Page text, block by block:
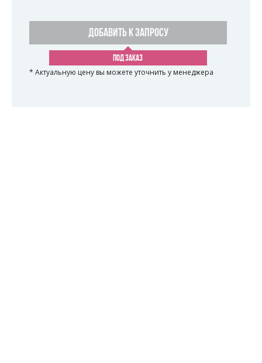
ДОБАВИТЬ К ЗАПРОСУ
ПОД ЗАКАЗ
* Актуальную цену вы можете уточнить у менеджера